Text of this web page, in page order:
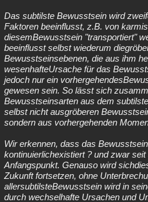
Das subtilste Bewusstsein wird
Faktoren beeinflusst, z.B. von
diesemBewusstsein "transportiert"
beeinflusst selbst wiederum
Bewusstseinsebenen, die aus ihm
wesenhafteUrsache für das
jedoch nur ein
gewesen sein. So lässt sich
Bewusstseinsarten aus dem
selbst nicht ausgröberen
sondern aus vorhergehenden
Wir erkennen, dass das
kontinuierlichexistiert ? und zwar
Anfangspunkt. Genauso wird
Zukunft fortsetzen, ohne
allersubtilsteBewusstsein wird in
durch wechselhafte Ursachen und